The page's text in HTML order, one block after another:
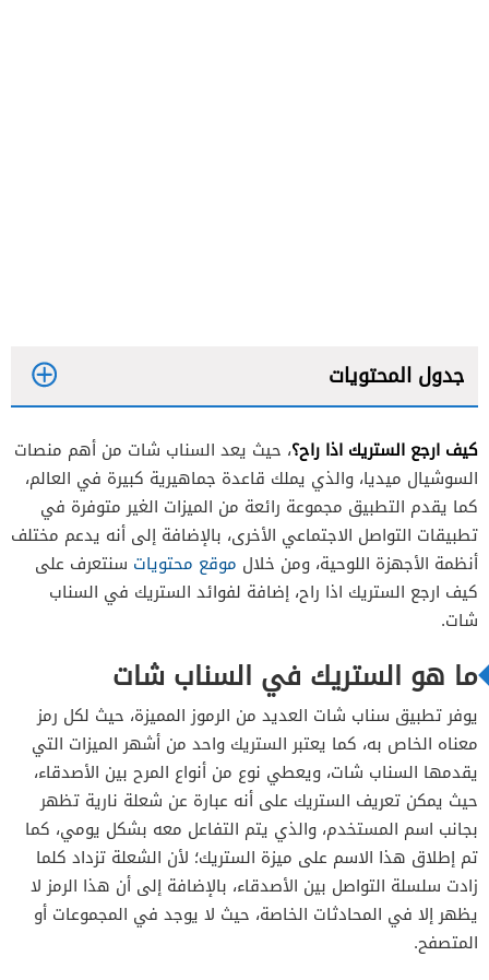
جدول المحتويات
كيف ارجع الستريك اذا راح؟، حيث يعد السناب شات من أهم منصات
السوشيال ميديا، والذي يملك قاعدة جماهيرية كبيرة في العالم،
كما يقدم التطبيق مجموعة رائعة من الميزات الغير متوفرة في
تطبيقات التواصل الاجتماعي الأخرى، بالإضافة إلى أنه يدعم مختلف
أنظمة الأجهزة اللوحية، ومن خلال موقع محتويات سنتعرف على
كيف ارجع الستريك اذا راح، إضافة لفوائد الستريك في السناب
شات.
ما هو الستريك في السناب شات
يوفر تطبيق سناب شات العديد من الرموز المميزة، حيث لكل رمز
معناه الخاص به، كما يعتبر الستريك واحد من أشهر الميزات التي
يقدمها السناب شات، ويعطي نوع من أنواع المرح بين الأصدقاء،
حيث يمكن تعريف الستريك على أنه عبارة عن شعلة نارية تظهر
بجانب اسم المستخدم، والذي يتم التفاعل معه بشكل يومي، كما
تم إطلاق هذا الاسم على ميزة الستريك؛ لأن الشعلة تزداد كلما
زادت سلسلة التواصل بين الأصدقاء، بالإضافة إلى أن هذا الرمز لا
يظهر إلا في المحادثات الخاصة، حيث لا يوجد في المجموعات أو
المتصفح.